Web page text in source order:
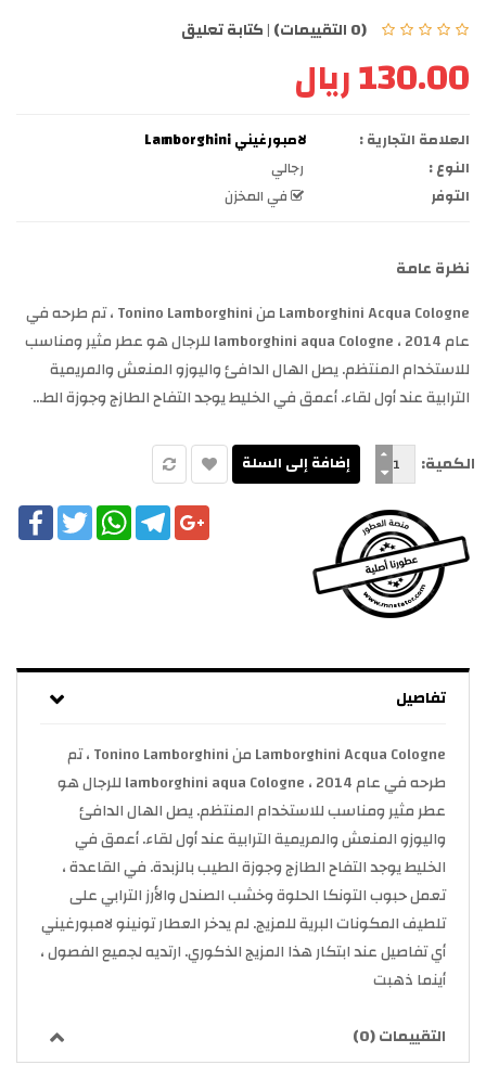
(0 التقييمات) |كتابة تعليق
130.00 ريال
العلامة التجارية :
لامبورغيني Lamborghini
النوع :
رجالي
التوفر
في المخزن
نظرة عامة
Lamborghini Acqua Cologne من Tonino Lamborghini ، تم طرحه في
عام 2014 ، lamborghini aqua Cologne للرجال هو عطر مثير ومناسب
للاستخدام المنتظم. يصل الهال الدافئ واليوزو المنعش والمريمية
الترابية عند أول لقاء. أعمق في الخليط يوجد التفاح الطازج وجوزة الط...
الكمية:
Twitter
WhatsAppTelegramGoogle+
تفاصيل
Lamborghini Acqua Cologne من Tonino Lamborghini ، تم
طرحه في عام 2014 ، lamborghini aqua Cologne للرجال هو
عطر مثير ومناسب للاستخدام المنتظم. يصل الهال الدافئ
واليوزو المنعش والمريمية الترابية عند أول لقاء. أعمق في
الخليط يوجد التفاح الطازج وجوزة الطيب بالزبدة. في القاعدة ،
تعمل حبوب التونكا الحلوة وخشب الصندل والأرز الترابي على
تلطيف المكونات البرية للمزيج. لم يدخر العطار تونينو لامبورغيني
أي تفاصيل عند ابتكار هذا المزيج الذكوري. ارتديه لجميع الفصول ،
أينما ذهبت
التقييمات (0)